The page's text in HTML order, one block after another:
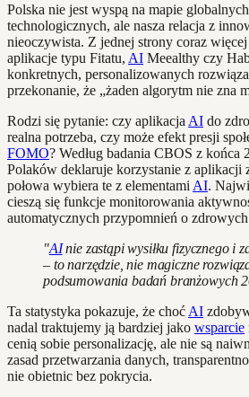
Polska nie jest wyspą na mapie
technologicznych, ale nasza relacja z
nieoczywista. Z jednej strony coraz
aplikacje typu Fitatu, AI Meealthy czy
konkretnych, personalizowanych
przekonanie, że „żaden algorytm nie zna
Rodzi się pytanie: czy aplikacja AI do
realna potrzeba, czy może efekt presji
FOMO? Według badania CBOS z końca
Polaków deklaruje korzystanie z aplikacji
połowa wybiera te z elementami AI.
cieszą się funkcje monitorowania
automatycznych przypomnień o
"AInie zastąpi wysiłku fizycznego i
– to narzędzie, nie magiczne
podsumowania badań branżowych
Ta statystyka pokazuje, że choć AI
nadal traktujemy ją bardziej jako wsparcie
cenią sobie personalizację, ale nie są
zasad przetwarzania danych,
nie obietnic bez pokrycia.